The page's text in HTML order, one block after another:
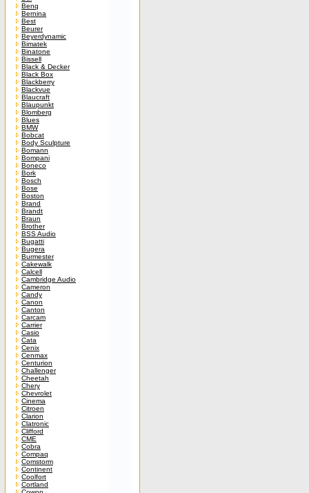
Benq
Bernina
Best
Beurer
Beyerdynamic
Bimatek
Binatone
Bissell
Black & Decker
Black Box
Blackberry
Blackvue
Blaucraft
Blaupunkt
Blomberg
Blues
BMW
Bobcat
Body Sculpture
Bomann
Bompani
Boneco
Bork
Bosch
Bose
Boston
Brand
Brandt
Braun
Brother
BSS Audio
Bugatti
Bugera
Burmester
Cakewalk
Calcell
Cambridge Audio
Cameron
Candy
Canon
Canton
Carcam
Carrier
Casio
Cata
Cenix
Cenmax
Centurion
Challenger
Cheetah
Chery
Chevrolet
Cinema
Citroen
Clarion
Clatronic
Clifford
CME
Cobra
Compaq
Comstorm
Continent
Coolfort
Cortland